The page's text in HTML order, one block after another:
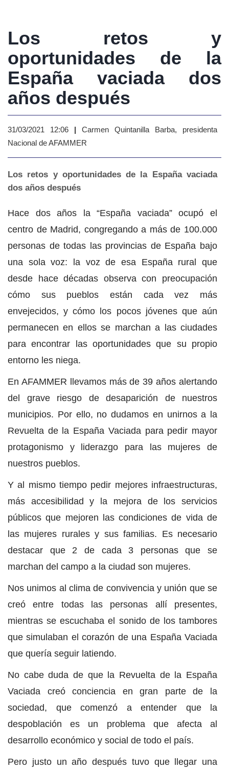
Los retos y
oportunidades de la
España vaciada dos
años después
31/03/2021 12:06 | Carmen Quintanilla Barba, presidenta
Nacional de AFAMMER
Los retos y oportunidades de la España vaciada
dos años después
Hace dos años la “España vaciada” ocupó el
centro de Madrid, congregando a más de 100.000
personas de todas las provincias de España bajo
una sola voz: la voz de esa España rural que
desde hace décadas observa con preocupación
cómo sus pueblos están cada vez más
envejecidos, y cómo los pocos jóvenes que aún
permanecen en ellos se marchan a las ciudades
para encontrar las oportunidades que su propio
entorno les niega.
En AFAMMER llevamos más de 39 años alertando
del grave riesgo de desaparición de nuestros
municipios. Por ello, no dudamos en unirnos a la
Revuelta de la España Vaciada para pedir mayor
protagonismo y liderazgo para las mujeres de
nuestros pueblos.
Y al mismo tiempo pedir mejores infraestructuras,
más accesibilidad y la mejora de los servicios
públicos que mejoren las condiciones de vida de
las mujeres rurales y sus familias. Es necesario
destacar que 2 de cada 3 personas que se
marchan del campo a la ciudad son mujeres.
Nos unimos al clima de convivencia y unión que se
creó entre todas las personas allí presentes,
mientras se escuchaba el sonido de los tambores
que simulaban el corazón de una España Vaciada
que quería seguir latiendo.
No cabe duda de que la Revuelta de la España
Vaciada creó conciencia en gran parte de la
sociedad, que comenzó a entender que la
despoblación es un problema que afecta al
desarrollo económico y social de todo el país.
Pero justo un año después tuvo que llegar una